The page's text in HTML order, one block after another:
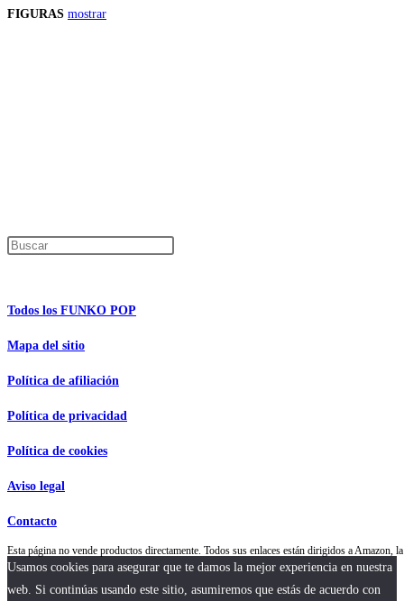
FIGURAS mostrar
Todos los FUNKO POP
Mapa del sitio
Política de afiliación
Política de privacidad
Política de cookies
Aviso legal
Contacto
Esta página no vende productos directamente. Todos sus enlaces están dirigidos a
Usamos cookies para asegurar que te damos la mejor experiencia en nuestra
web. Si continúas usando este sitio, asumiremos que estás de acuerdo con